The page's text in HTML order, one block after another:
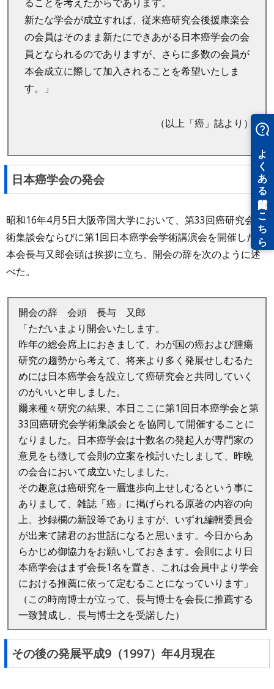
新たな学会が成立すれば、従来癌研究会後援康楽会
の会員はそのまま新たにできあがる日本癌学会の会
員となられるのでありますが、さらに多数の会員が
本会成立に際して加入されることを希望いたしま
す。」
（以上「癌」誌より）
日本癌学会の発会
昭和16年4月5日大阪帝国大学において、第33回癌研究会学
術集談会ならびに第1回日本癌学会学術講演会を開催した。
本会長与又郎会頭は挨拶に立ち、開会の辞を次のように述
べた。
開会の辞 会頭 長与 又郎
「ただいまより開会いたします。
昨年の総会席上におきまして、わが国の癌および腫瘍
研究の趨勢から考えて、将来より多く発展せしむるた
めには日本癌学会を設立して癌研究会と共同していく
のがいいと申しました。
爾来種々研究の結果、本日ここに第1回日本癌学会と第
33回癌研究会学術集談会とを協同して開催することに
なりました。日本癌学会は十数名の発起人が専門家の
意見をも徴して会則の立案を検討いたしまして、昨晩
の会合において成立いたしました。
その趣意は癌研究を一層進歩向上せしむるという事に
ありまして、雑誌「癌」に掲げられる原著の内容の向
上、抄録欄の新設等でありますが、いずれ編輯委員会
が出来て諸君のお世話になると思います。今日からあ
らかじめ御協力をお願いしておきます。会則により日
本癌学会はまず会長1名を置き、これは会員中より学会
における推薦に依って定むることになっていります」
（この時南博士が立って、長与博士を会長に推薦する
一致賛成し、長与博士之を受諾した）
その後の発展平成9（1997）年4月現在